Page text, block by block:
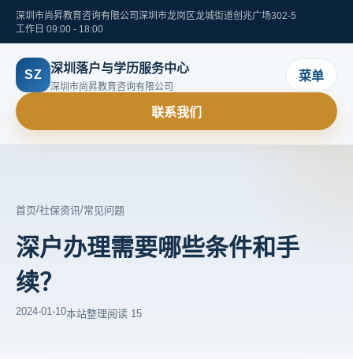
深圳市尚昇教育咨询有限公司 深圳市龙岗区龙城街道创兆广场302-5
工作日 09:00 - 18:00
SZ 深圳落户与学历服务中心
深圳市尚昇教育咨询有限公司
菜单
联系我们
首页/社保资讯/常见问题
深户办理需要哪些条件和手
续？
2024-01-10本站整理阅读 15